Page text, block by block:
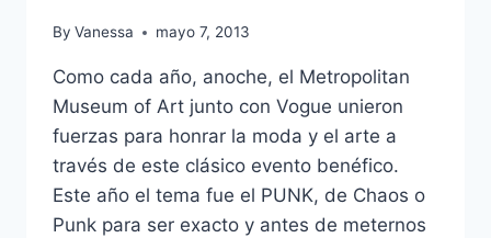
By Vanessa mayo 7, 2013
Como cada año, anoche, el Metropolitan
Museum of Art junto con Vogue unieron
fuerzas para honrar la moda y el arte a
través de este clásico evento benéfico.
Este año el tema fue el PUNK, de Chaos o
Punk para ser exacto y antes de meternos